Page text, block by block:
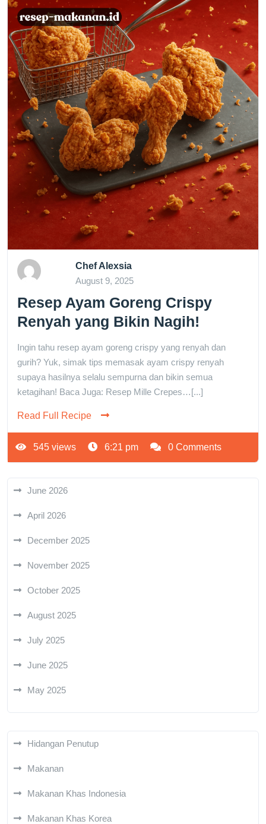
Chef Alexsia
August 9, 2025
Resep Ayam Goreng Crispy
Renyah yang Bikin Nagih!
Ingin tahu resep ayam goreng crispy yang renyah dan
gurih? Yuk, simak tips memasak ayam crispy renyah
supaya hasilnya selalu sempurna dan bikin semua
ketagihan! Baca Juga: Resep Mille Crepes…[...]
Read Full Recipe
545 views 6:21 pm 0 Comments
June 2026
April 2026
December 2025
November 2025
October 2025
August 2025
July 2025
June 2025
May 2025
Hidangan Penutup
Makanan
Makanan Khas Indonesia
Makanan Khas Korea